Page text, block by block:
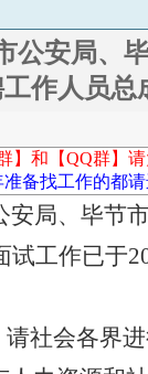
安局、
作人员总
和【QQ群】请
备找工作的都
安局、毕节
试工作已于
请社会各界